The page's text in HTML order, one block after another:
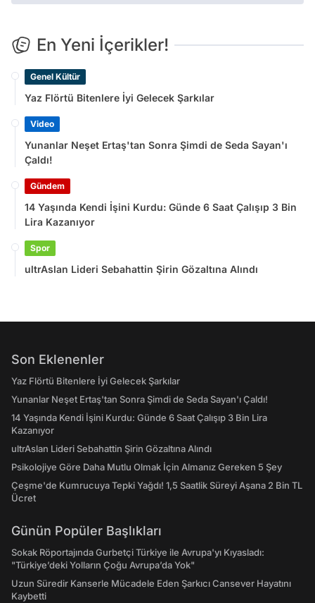
En Yeni İçerikler!
Genel Kültür
Yaz Flörtü Bitenlere İyi Gelecek Şarkılar
Video
Yunanlar Neşet Ertaş'tan Sonra Şimdi de Seda Sayan'ı
Çaldı!
Gündem
14 Yaşında Kendi İşini Kurdu: Günde 6 Saat Çalışıp 3 Bin
Lira Kazanıyor
Spor
ultrAslan Lideri Sebahattin Şirin Gözaltına Alındı
Son Eklenenler
Yaz Flörtü Bitenlere İyi Gelecek Şarkılar
Yunanlar Neşet Ertaş'tan Sonra Şimdi de Seda Sayan'ı Çaldı!
14 Yaşında Kendi İşini Kurdu: Günde 6 Saat Çalışıp 3 Bin Lira
Kazanıyor
ultrAslan Lideri Sebahattin Şirin Gözaltına Alındı
Psikolojiye Göre Daha Mutlu Olmak İçin Almanız Gereken 5 Şey
Çeşme'de Kumrucuya Tepki Yağdı! 1,5 Saatlik Süreyi Aşana 2 Bin TL
Ücret
Günün Popüler Başlıkları
Sokak Röportajında Gurbetçi Türkiye ile Avrupa'yı Kıyasladı:
"Türkiye’deki Yolların Çoğu Avrupa’da Yok"
Uzun Süredir Kanserle Mücadele Eden Şarkıcı Cansever Hayatını
Kaybetti